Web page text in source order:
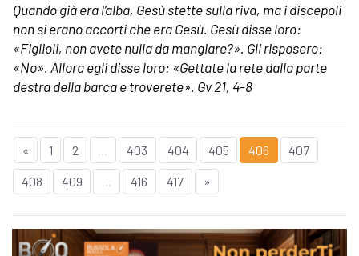
Quando già era l’alba, Gesù stette sulla riva, ma i discepoli
non si erano accorti che era Gesù. Gesù disse loro:
«Figlioli, non avete nulla da mangiare?». Gli risposero:
«No». Allora egli disse loro: «Gettate la rete dalla parte
destra della barca e troverete». Gv 21, 4-8
« 1 2 403 404 405 406 407
408 409 ... 416 417 »